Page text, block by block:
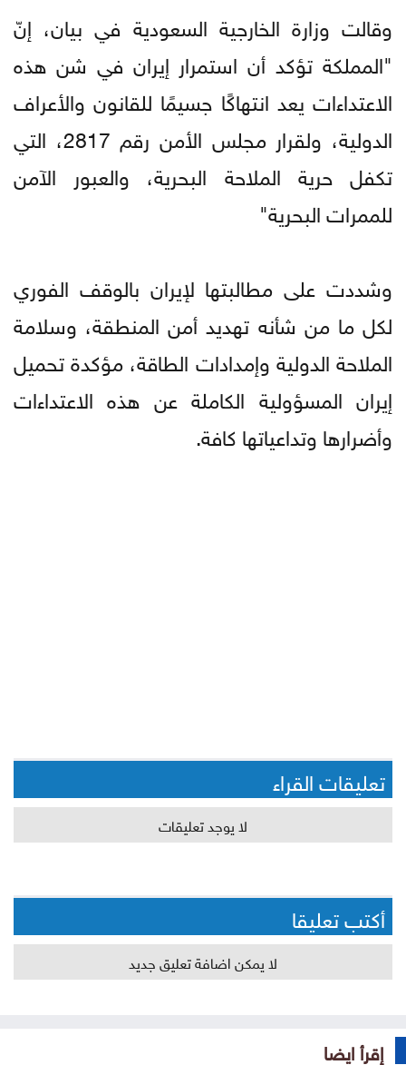
وقالت وزارة الخارجية السعودية في بيان، إنّ
"المملكة تؤكد أن استمرار إيران في شن هذه
الاعتداءات يعد انتهاكًا جسيمًا للقانون والأعراف
الدولية، ولقرار مجلس الأمن رقم 2817، التي
تكفل حرية الملاحة البحرية، والعبور الآمن
للممرات البحرية"
وشددت على مطالبتها لإيران بالوقف الفوري
لكل ما من شأنه تهديد أمن المنطقة، وسلامة
الملاحة الدولية وإمدادات الطاقة، مؤكدة تحميل
إيران المسؤولية الكاملة عن هذه الاعتداءات
وأضرارها وتداعياتها كافة.
تعليقات القراء
لا يوجد تعليقات
أكتب تعليقا
لا يمكن اضافة تعليق جديد
إقرأ ايضا